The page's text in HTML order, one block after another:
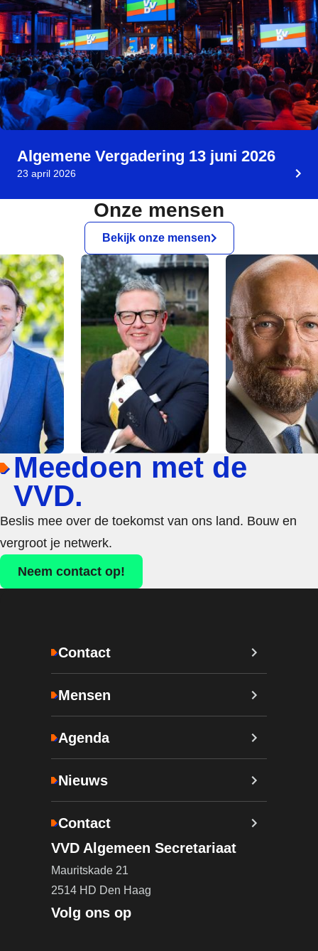
Algemene Vergadering 13 juni 2026
23 april 2026
Onze mensen
Bekijk onze mensen
Meedoen met de
VVD.
Beslis mee over de toekomst van ons land. Bouw en
vergroot je netwerk.
Neem contact op!
Contact
Mensen
Agenda
Nieuws
Contact
VVD Algemeen Secretariaat
Mauritskade 21
2514 HD Den Haag
Volg ons op